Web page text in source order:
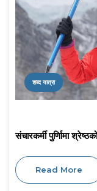
शब्द यात्रा
संचारकर्मी पुर्णिामा
Read More